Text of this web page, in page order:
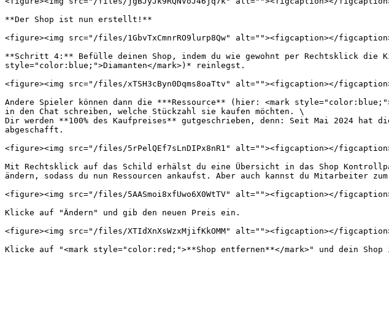
**Der Shop ist nun erstellt!**
<figure><img src="/files/1GbvTxCmnrRO9lurp8Qw" alt=""><figcaption></
**Schritt 4:** Befülle deinen Shop, indem du wie gewohnt per Rechtsklick
style="color:blue;">Diamanten</mark>)* reinlegst.
<figure><img src="/files/xTSH3cByn0Dqms8oaTtv" alt=""><figcaption></
Andere Spieler können dann die ***Ressource** (hier: <mark
in den Chat schreiben, welche Stückzahl sie kaufen möchten. \
Dir werden **100% des Kaufpreises** gutgeschrieben, denn: Seit Mai 2024
abgeschafft.
<figure><img src="/files/5rPelQEf7sLnDIPx8nR1" alt=""><figcaption></
Mit Rechtsklick auf das Schild erhälst du eine Übersicht in das Shop
ändern, sodass du nun Ressourcen ankaufst. Aber auch kannst du Mitarbeiter
<figure><img src="/files/5AASmoi8xfUwo6X0WtTV" alt=""><figcaption></
Klicke auf "Ändern" und gib den neuen Preis ein.
<figure><img src="/files/XTIdXnXsWzxMjifKkOMM" alt=""><figcaption></